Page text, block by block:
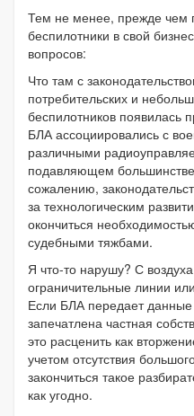
Тем не менее, прежде чем
беспилотники в свой
вопросов:
Что там с
потребительских и
беспилотников появилась
БЛА ассоциировались с
различными
подавляющем
сожалению,
за технологическим
окончиться
судебными тяжбами.
Я что-то нарушу? С
ограничительные линии
Если БЛА передает
запечатлена частная
это расценить как
учетом отсутствия
закончиться такое
как угодно.